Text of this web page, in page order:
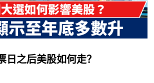
日之后美股如何走？